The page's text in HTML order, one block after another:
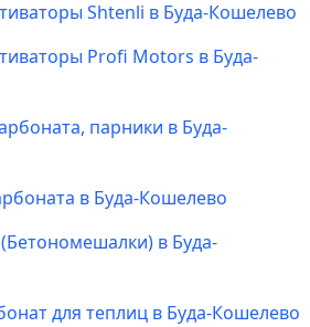
Shtenli в Буда-Кошелево
Profi Motors в Буда-
парники в Буда-
в Буда-Кошелево
в Буда-
для теплиц в Буда-Кошелево